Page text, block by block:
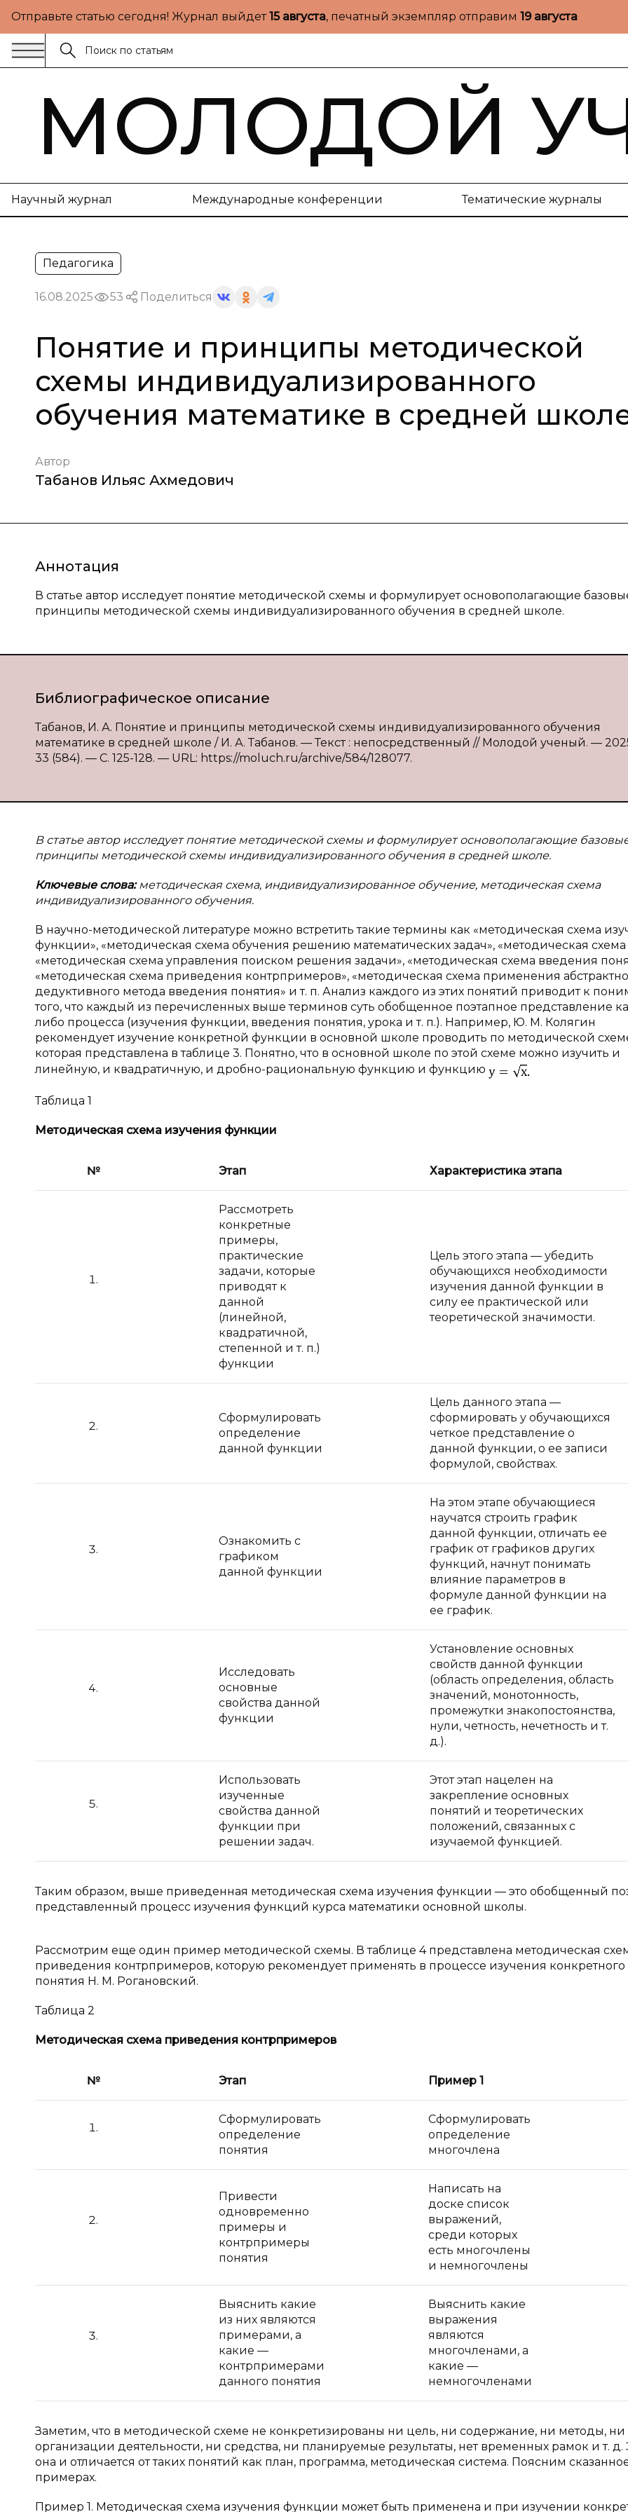
Отправьте статью сегодня! Журнал выйдет15 августа, печатный экземпляр отправим 19 августа
МОЛОДОЙ
Научный журнал Международные конференции Тематические журналы
Педагогика
16.08.2025 53 Поделиться
Понятие и принципы методической
схемы индивидуализированного
обучения математике в средней
Автор
Табанов Ильяс Ахмедович
Аннотация
В статье автор исследует понятие методической схемы и формулирует основополагающие
принципы методической схемы индивидуализированного обучения в средней школе.
Библиографическое описание
Табанов, И. А. Понятие и принципы методической схемы индивидуализированного обучения
математике в средней школе / И. А. Табанов. — Текст : непосредственный // Молодой ученый. —
33 (584). — С. 125-128. — URL: https://moluch.ru/archive/584/128077.
В статье автор исследует понятие методической схемы и формулирует основополагающие
принципы методической схемы индивидуализированного обучения в средней школе.
Ключевые слова:методическая схема, индивидуализированное обучение, методическая схема
индивидуализированного обучения.
В научно-методической литературе можно встретить такие термины как «методическая схема
функции», «методическая схема обучения решению математических задач», «методическая схема
«методическая схема управления поиском решения задачи», «методическая схема введения
«методическая схема приведения контрпримеров», «методическая схема применения
дедуктивного метода введения понятия» и т. п. Анализ каждого из этих понятий приводит к
того, что каждый из перечисленных выше терминов суть обобщенное поэтапное представление
либо процесса (изучения функции, введения понятия, урока и т. п.). Например, Ю. М. Колягин
рекомендует изучение конкретной функции в основной школе проводить по методической
которая представлена в таблице 3. Понятно, что в основной школе по этой схеме можно изучить и
линейную, и квадратичную, и дробно-рациональную функцию и функцию
Таблица 1
Методическая схема изучения функции
№ Этап Характеристика этапа
Рассмотреть
конкретные
примеры,
практические
задачи, которые
приводят к
данной
(линейной,
квадратичной,
степенной и т. п.)
функции
Цель этого этапа — убедить
обучающихся необходимости
изучения данной функции в
силу ее практической или
теоретической значимости.
Сформулировать
определение
данной функции
Цель данного этапа —
сформировать у обучающихся
четкое представление о
данной функции, о ее записи
формулой, свойствах.
Ознакомить с
графиком
данной функции
На этом этапе обучающиеся
научатся строить график
данной функции, отличать ее
график от графиков других
функций, начнут понимать
влияние параметров в
формуле данной функции на
ее график.
Исследовать
основные
свойства данной
функции
Установление основных
свойств данной функции
(область определения, область
значений, монотонность,
промежутки знакопостоянства,
нули, четность, нечетность и т.
д.).
Использовать
изученные
свойства данной
функции при
решении задач.
Этот этап нацелен на
закрепление основных
понятий и теоретических
положений, связанных с
изучаемой функцией.
Таким образом, выше приведенная методическая схема изучения функции — это обобщенный
представленный процесс изучения функций курса математики основной школы.
Рассмотрим еще один пример методической схемы. В таблице 4 представлена методическая
приведения контрпримеров, которую рекомендует применять в процессе изучения конкретного
понятия Н. М. Рогановский.
Таблица 2
Методическая схема приведения контрпримеров
№ Этап Пример 1
Сформулировать
определение
понятия
Сформулировать
определение
многочлена
Привести
одновременно
примеры и
контрпримеры
понятия
Написать на
доске список
выражений,
среди которых
есть многочлены
и немногочлены
Выяснить какие
из них являются
примерами, а
какие —
контрпримерами
данного понятия
Выяснить какие
выражения
являются
многочленами, а
какие —
немногочленами
Заметим, что в методической схеме не конкретизированы ни цель, ни содержание, ни методы,
организации деятельности, ни средства, ни планируемые результаты, нет временных рамок и т. д.
она и отличается от таких понятий как план, программа, методическая система. Поясним
примерах.
Пример 1. Методическая схема изучения функции может быть применена и при изучении